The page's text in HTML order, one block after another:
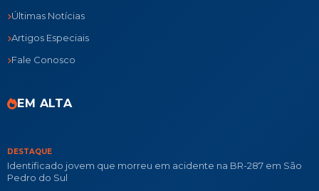
Últimas Notícias
Artigos Especiais
Fale Conosco
EM ALTA
DESTAQUE
Identificado jovem que morreu em acidente na BR-287 em São
Pedro do Sul